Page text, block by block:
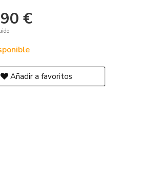
€
Añadir a favoritos